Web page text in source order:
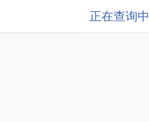
正在查询中